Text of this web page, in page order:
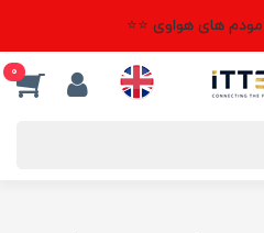
های هواوی ⭐⭐
0